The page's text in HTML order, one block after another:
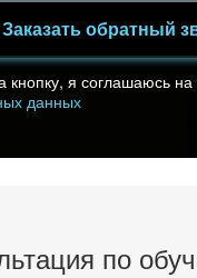
Заказать обратный
кнопку, я соглашаюсь на
данных
по